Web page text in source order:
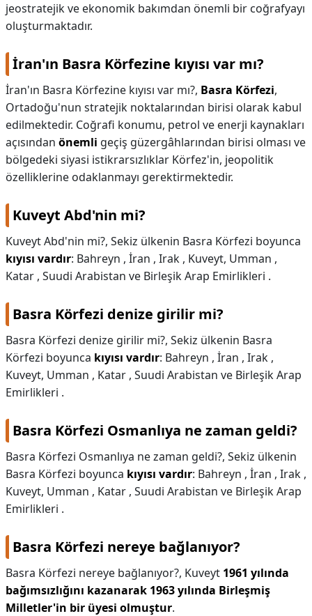
jeostratejik ve ekonomik bakımdan önemli bir coğrafyayı
oluşturmaktadır.
İran'ın Basra Körfezine kıyısı var mı?
İran'ın Basra Körfezine kıyısı var mı?, Basra Körfezi,
Ortadoğu'nun stratejik noktalarından birisi olarak kabul
edilmektedir. Coğrafi konumu, petrol ve enerji kaynakları
açısından önemli geçiş güzergâhlarından birisi olması ve
bölgedeki siyasi istikrarsızlıklar Körfez'in, jeopolitik
özelliklerine odaklanmayı gerektirmektedir.
Kuveyt Abd'nin mi?
Kuveyt Abd'nin mi?, Sekiz ülkenin Basra Körfezi boyunca
kıyısı vardır: Bahreyn , İran , Irak , Kuveyt, Umman ,
Katar , Suudi Arabistan ve Birleşik Arap Emirlikleri .
Basra Körfezi denize girilir mi?
Basra Körfezi denize girilir mi?, Sekiz ülkenin Basra
Körfezi boyunca kıyısı vardır: Bahreyn , İran , Irak ,
Kuveyt, Umman , Katar , Suudi Arabistan ve Birleşik Arap
Emirlikleri .
Basra Körfezi Osmanlıya ne zaman geldi?
Basra Körfezi Osmanlıya ne zaman geldi?, Sekiz ülkenin
Basra Körfezi boyunca kıyısı vardır: Bahreyn , İran , Irak ,
Kuveyt, Umman , Katar , Suudi Arabistan ve Birleşik Arap
Emirlikleri .
Basra Körfezi nereye bağlanıyor?
Basra Körfezi nereye bağlanıyor?, Kuveyt 1961 yılında
bağımsızlığını kazanarak 1963 yılında Birleşmiş
Milletler'in bir üyesi olmuştur.